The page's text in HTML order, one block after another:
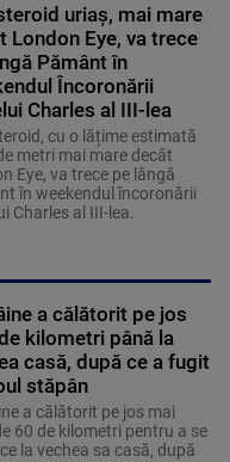
uriaș, mai mare
London Eye, va trece
Pământ în
Încoronării
Charles al III-lea
cu o lățime estimată
metri mai mare decât
Eye, va trece pe lângă
în weekendul încoronării
Charles al III-lea.
a călătorit pe jos
kilometri până la
casă, după ce a fugit
stăpân
a călătorit pe jos mai
60 de kilometri pentru a se
la vechea sa casă, după